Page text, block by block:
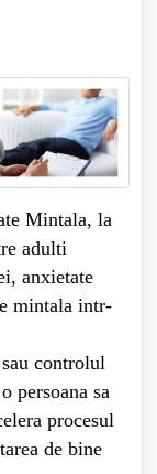
Mintala, la
adulti
anxietate
mintala intr-
controlul
persoana sa
procesul
de bine